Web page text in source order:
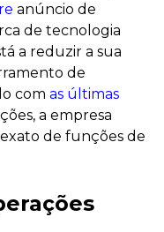
anúncio de
de tecnologia
a reduzir a sua
de
com as últimas
a empresa
de funções de